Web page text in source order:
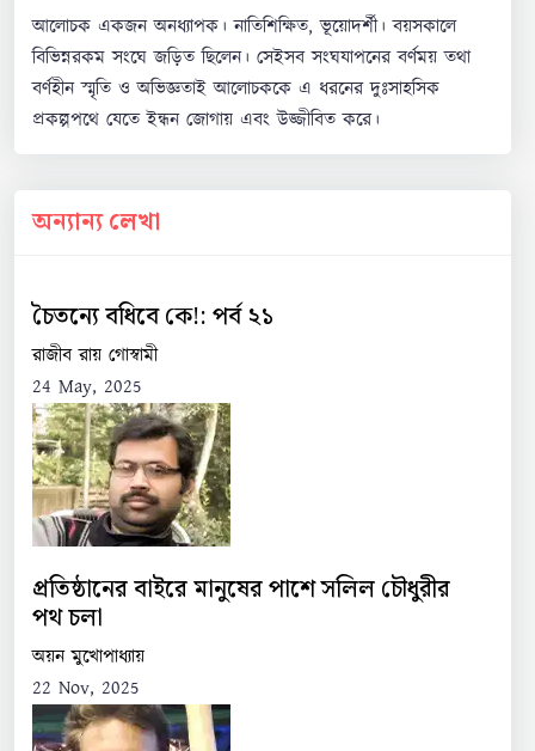
আলোচক একজন অনধ্যাপক। নাতিশিক্ষিত, ভূয়োদর্শী। বয়সকালে
বিভিন্নরকম সংঘে জড়িত ছিলেন। সেইসব সংঘযাপনের বর্ণময় তথা
বর্ণহীন স্মৃতি ও অভিজ্ঞতাই আলোচককে এ ধরনের দুঃসাহসিক
প্রকল্পপথে যেতে ইন্ধন জোগায় এবং উজ্জীবিত করে।
অন্যান্য লেখা
চৈতন্যে বধিবে কে!: পর্ব ২১
রাজীব রায় গোস্বামী
24 May, 2025
প্রতিষ্ঠানের বাইরে মানুষের পাশে সলিল চৌধুরীর
পথ চলা
অয়ন মুখোপাধ্যায়
22 Nov, 2025